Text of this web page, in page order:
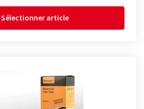
Sélectionner article